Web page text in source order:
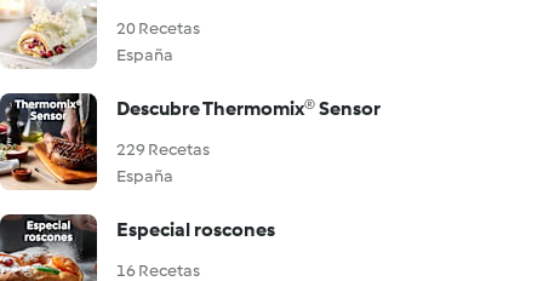
20 Recetas
España
Descubre Thermomix® Sensor
229 Recetas
España
Especial roscones
16 Recetas